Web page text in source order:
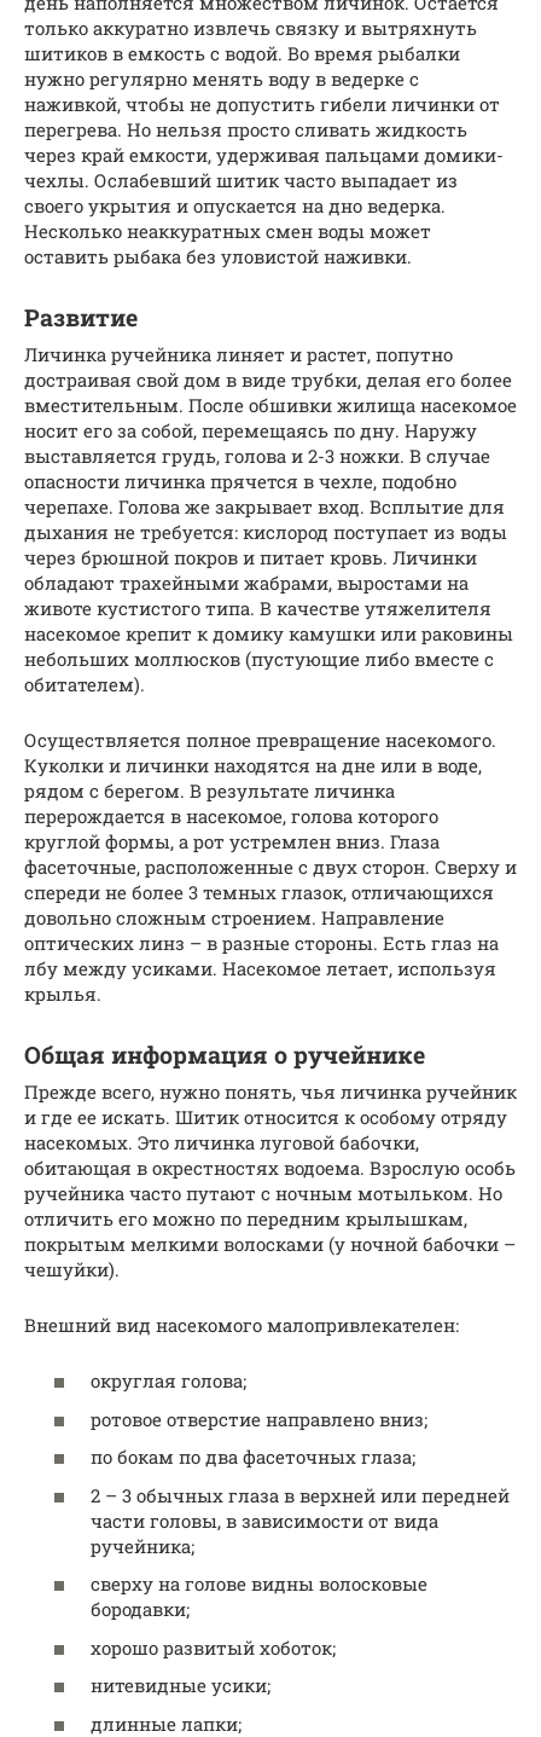
только аккуратно извлечь связку и вытряхнуть
шитиков в емкость с водой. Во время рыбалки
нужно регулярно менять воду в ведерке с
наживкой, чтобы не допустить гибели личинки от
перегрева. Но нельзя просто сливать жидкость
через край емкости, удерживая пальцами домики-
чехлы. Ослабевший шитик часто выпадает из
своего укрытия и опускается на дно ведерка.
Несколько неаккуратных смен воды может
оставить рыбака без уловистой наживки.
Развитие
Личинка ручейника линяет и растет, попутно
достраивая свой дом в виде трубки, делая его более
вместительным. После обшивки жилища насекомое
носит его за собой, перемещаясь по дну. Наружу
выставляется грудь, голова и 2-3 ножки. В случае
опасности личинка прячется в чехле, подобно
черепахе. Голова же закрывает вход. Всплытие для
дыхания не требуется: кислород поступает из воды
через брюшной покров и питает кровь. Личинки
обладают трахейными жабрами, выростами на
животе кустистого типа. В качестве утяжелителя
насекомое крепит к домику камушки или раковины
небольших моллюсков (пустующие либо вместе с
обитателем).
Осуществляется полное превращение насекомого.
Куколки и личинки находятся на дне или в воде,
рядом с берегом. В результате личинка
перерождается в насекомое, голова которого
круглой формы, а рот устремлен вниз. Глаза
фасеточные, расположенные с двух сторон. Сверху и
спереди не более 3 темных глазок, отличающихся
довольно сложным строением. Направление
оптических линз – в разные стороны. Есть глаз на
лбу между усиками. Насекомое летает, используя
крылья.
Общая информация о ручейнике
Прежде всего, нужно понять, чья личинка ручейник
и где ее искать. Шитик относится к особому отряду
насекомых. Это личинка луговой бабочки,
обитающая в окрестностях водоема. Взрослую особь
ручейника часто путают с ночным мотыльком. Но
отличить его можно по передним крылышкам,
покрытым мелкими волосками (у ночной бабочки –
чешуйки).
Внешний вид насекомого малопривлекателен:
округлая голова;
ротовое отверстие направлено вниз;
по бокам по два фасеточных глаза;
2 – 3 обычных глаза в верхней или передней
части головы, в зависимости от вида
ручейника;
сверху на голове видны волосковые
бородавки;
хорошо развитый хоботок;
нитевидные усики;
длинные лапки;